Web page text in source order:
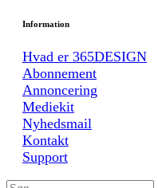
Information
Hvad er 365DESIGN
Abonnement
Annoncering
Mediekit
Nyhedsmail
Kontakt
Support